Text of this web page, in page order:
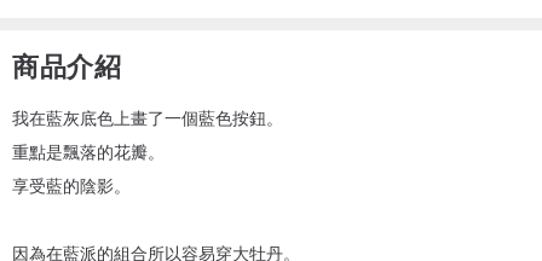
商品介紹
我在藍灰底色上畫了一個藍色按鈕。
重點是飄落的花瓣。
享受藍的陰影。
因為在藍派的組合所以容易穿大牡丹。